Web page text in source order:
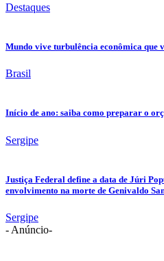
Destaques
Mundo vive turbulência econômica que
Brasil
Início de ano: saiba como preparar o
Sergipe
Justiça Federal define a data de Júri
envolvimento na morte de Genivaldo
Sergipe
- Anúncio-